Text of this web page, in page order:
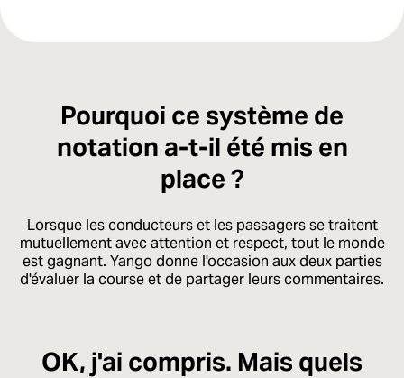
Pourquoi ce système de
notation a-t-il été mis en
place ?
OK, j'ai compris. Mais quels
Lorsque les conducteurs et les passagers se traitent
mutuellement avec attention et respect, tout le monde
est gagnant. Yango donne l'occasion aux deux parties
d'évaluer la course et de partager leurs commentaires.